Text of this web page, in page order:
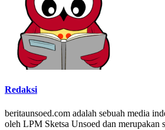
Redaksi
beritaunsoed.com adalah sebuah media
oleh LPM Sketsa Unsoed dan merupakan